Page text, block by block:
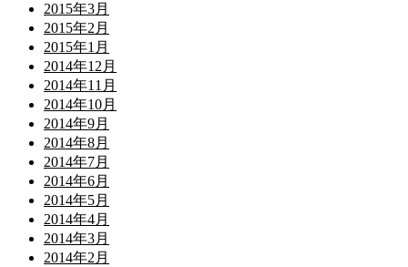
2015年3月
2015年2月
2015年1月
2014年12月
2014年11月
2014年10月
2014年9月
2014年8月
2014年7月
2014年6月
2014年5月
2014年4月
2014年3月
2014年2月